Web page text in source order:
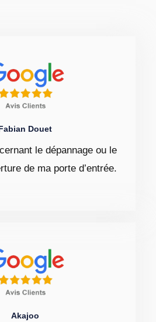
Douet
le dépannage ou le
de ma porte d’entrée.
Akajoo